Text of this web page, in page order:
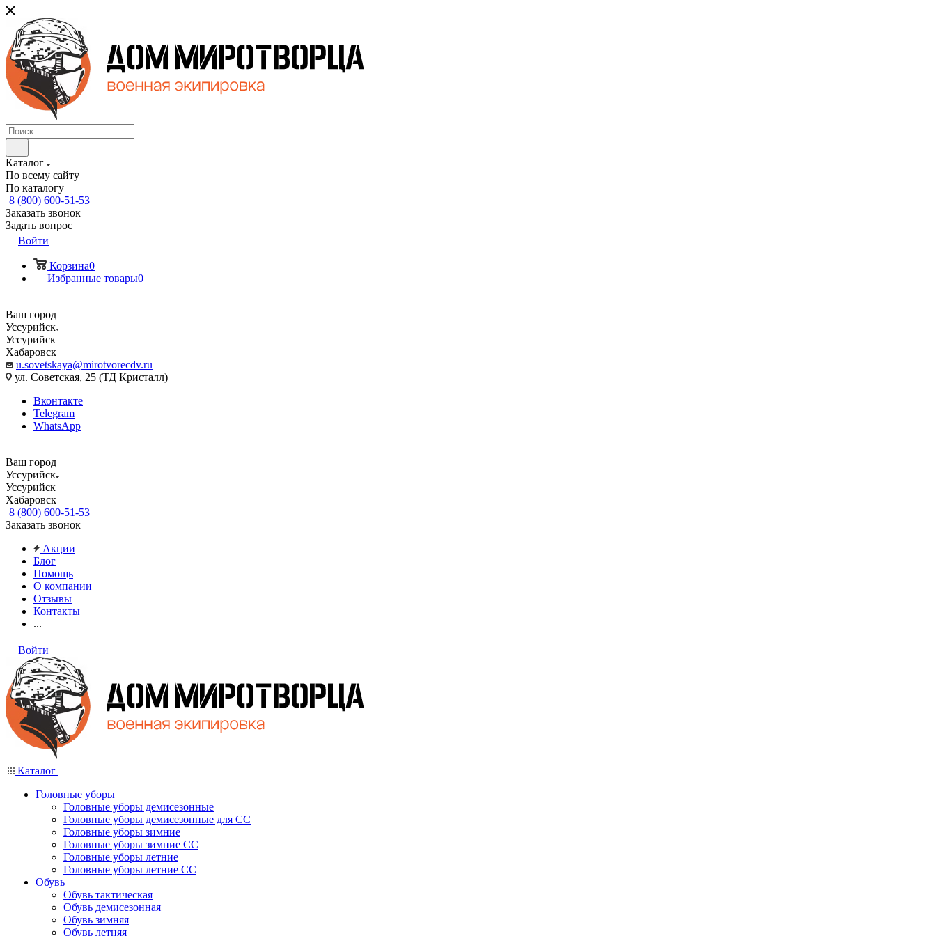
Каталог
По всему сайту
По каталогу
8 (800) 600-51-53
Заказать звонок
Задать вопрос
Войти
Корзина0
Избранные товары0
Ваш город
Уссурийск
Уссурийск
Хабаровск
u.sovetskaya@mirotvorecdv.ru
ул. Советская, 25 (ТД Кристалл)
Вконтакте
Telegram
WhatsApp
Ваш город
Уссурийск
Уссурийск
Хабаровск
8 (800) 600-51-53
Заказать звонок
Акции
Блог
Помощь
О компании
Отзывы
Контакты
...
Войти
Каталог
Головные уборы
Головные уборы демисезонные
Головные уборы демисезонные для СС
Головные уборы зимние
Головные уборы зимние СС
Головные уборы летние
Головные уборы летние СС
Обувь
Обувь тактическая
Обувь демисезонная
Обувь зимняя
Обувь летняя